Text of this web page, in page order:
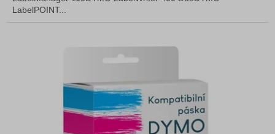
LabelPOINT...